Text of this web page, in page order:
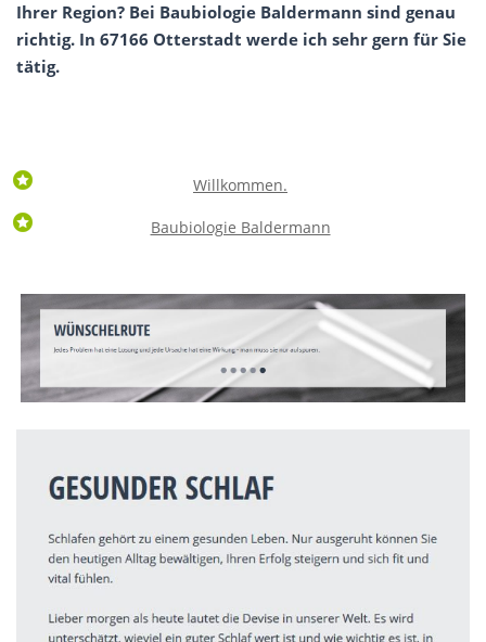
Ihrer Region? Bei Baubiologie Baldermann sind genau
richtig. In 67166 Otterstadt werde ich sehr gern für Sie
tätig.
Willkommen.
Baubiologie Baldermann